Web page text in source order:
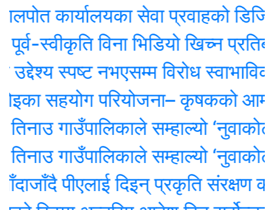
कार्यालयका सेवा प्रवाहको डिजिटल
विना भिडियो खिच्न प्रतिबन्ध
स्पष्ट नभएसम्म विरोध स्वाभाविकः
सहयोग परियोजना– कृषकको आम्दानी
गाउँपालिकाले सम्हाल्यो ‘नुवाकोट
गाउँपालिकाले सम्हाल्यो ‘नुवाकोट
पीएलाई दिइन् प्रकृति संरक्षण कोषको